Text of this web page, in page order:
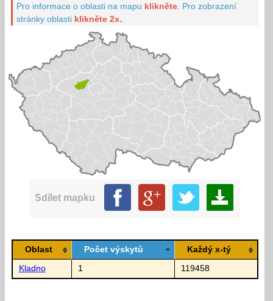
Pro informace o oblasti na mapu klikněte Pro zobrazení
stránky oblasti klikněte 2x.
Sdílet mapku
Oblast Počet výskytů Každý x-tý
Kladno 1 119458